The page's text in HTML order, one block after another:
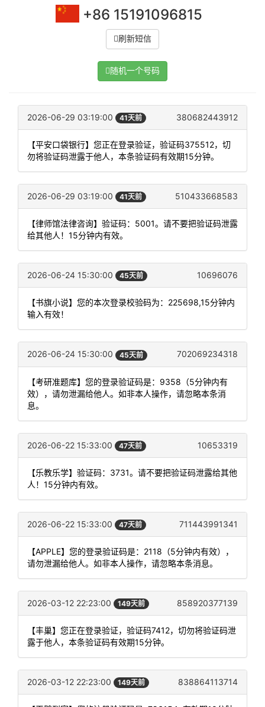
+86 15191096815
刷新短信
随机一个号码
2026-06-29 03:19:00 41天前 380682443912
【平安口袋银行】您正在登录验证，验证码375512，切
勿将验证码泄露于他人，本条验证码有效期15分钟。
2026-06-29 03:19:00 41天前 510433668583
【律师馆法律咨询】验证码：5001。请不要把验证码泄露
给其他人！15分钟内有效。
2026-06-24 15:30:00 45天前 10696076
【书旗小说】您的本次登录校验码为：225698,15分钟内
输入有效！
2026-06-24 15:30:00 45天前 702069234318
【考研准题库】您的登录验证码是：9358（5分钟内有
效），请勿泄漏给他人。如非本人操作，请忽略本条消
息。
2026-06-22 15:33:00 47天前 10653319
【乐教乐学】验证码：3731。请不要把验证码泄露给其他
人！15分钟内有效。
2026-06-22 15:33:00 47天前 711443991341
【APPLE】您的登录验证码是：2118（5分钟内有效），
请勿泄漏给他人。如非本人操作，请忽略本条消息。
2026-03-12 22:23:00 149天前 858920377139
【丰巢】您正在登录验证，验证码7412，切勿将验证码泄
露于他人，本条验证码有效期15分钟。
2026-03-12 22:23:00 149天前 838864113714